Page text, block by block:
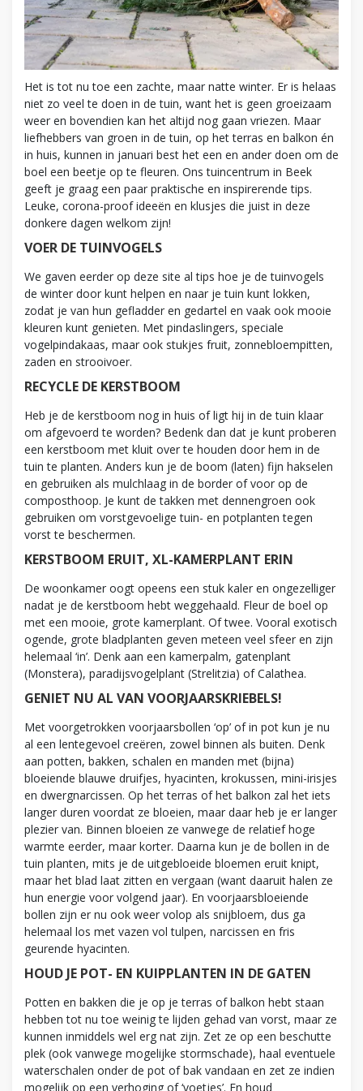
Het is tot nu toe een zachte, maar natte winter. Er is helaas
niet zo veel te doen in de tuin, want het is geen groeizaam
weer en bovendien kan het altijd nog gaan vriezen. Maar
liefhebbers van groen in de tuin, op het terras en balkon én
in huis, kunnen in januari best het een en ander doen om de
boel een beetje op te fleuren. Ons tuincentrum in Beek
geeft je graag een paar praktische en inspirerende tips.
Leuke, corona-proof ideeën en klusjes die juist in deze
donkere dagen welkom zijn!
VOER DE TUINVOGELS
We gaven eerder op deze site al tips hoe je de tuinvogels
de winter door kunt helpen en naar je tuin kunt lokken,
zodat je van hun gefladder en gedartel en vaak ook mooie
kleuren kunt genieten. Met pindaslingers, speciale
vogelpindakaas, maar ook stukjes fruit, zonnebloempitten,
zaden en strooivoer.
RECYCLE DE KERSTBOOM
Heb je de kerstboom nog in huis of ligt hij in de tuin klaar
om afgevoerd te worden? Bedenk dan dat je kunt proberen
een kerstboom met kluit over te houden door hem in de
tuin te planten. Anders kun je de boom (laten) fijn hakselen
en gebruiken als mulchlaag in de border of voor op de
composthoop. Je kunt de takken met dennengroen ook
gebruiken om vorstgevoelige tuin- en potplanten tegen
vorst te beschermen.
KERSTBOOM ERUIT, XL-KAMERPLANT ERIN
De woonkamer oogt opeens een stuk kaler en ongezelliger
nadat je de kerstboom hebt weggehaald. Fleur de boel op
met een mooie, grote kamerplant. Of twee. Vooral exotisch
ogende, grote bladplanten geven meteen veel sfeer en zijn
helemaal ‘in’. Denk aan een kamerpalm, gatenplant
(Monstera), paradijsvogelplant (Strelitzia) of Calathea.
GENIET NU AL VAN VOORJAARSKRIEBELS!
Met voorgetrokken voorjaarsbollen ‘op’ of in pot kun je nu
al een lentegevoel creëren, zowel binnen als buiten. Denk
aan potten, bakken, schalen en manden met (bijna)
bloeiende blauwe druifjes, hyacinten, krokussen, mini-irisjes
en dwergnarcissen. Op het terras of het balkon zal het iets
langer duren voordat ze bloeien, maar daar heb je er langer
plezier van. Binnen bloeien ze vanwege de relatief hoge
warmte eerder, maar korter. Daarna kun je de bollen in de
tuin planten, mits je de uitgebloeide bloemen eruit knipt,
maar het blad laat zitten en vergaan (want daaruit halen ze
hun energie voor volgend jaar). En voorjaarsbloeiende
bollen zijn er nu ook weer volop als snijbloem, dus ga
helemaal los met vazen vol tulpen, narcissen en fris
geurende hyacinten.
HOUD JE POT- EN KUIPPLANTEN IN DE GATEN
Potten en bakken die je op je terras of balkon hebt staan
hebben tot nu toe weinig te lijden gehad van vorst, maar ze
kunnen inmiddels wel erg nat zijn. Zet ze op een beschutte
plek (ook vanwege mogelijke stormschade), haal eventuele
waterschalen onder de pot of bak vandaan en zet ze indien
mogelijk op een verhoging of ‘voetjes’. En houd